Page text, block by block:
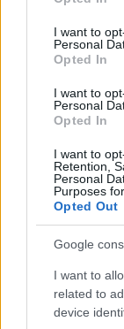
use your data
consent section.
I want to
Personal
Opted In
I want to
Personal
Opted In
I want to
Retention,
Personal
Purposes
Opted Out
Google
I want to
related to
device
eseguito la
carcere dopo
Precedente
Meteo
sabbia
arriva
Capitale
cronaca
ARTICOLI